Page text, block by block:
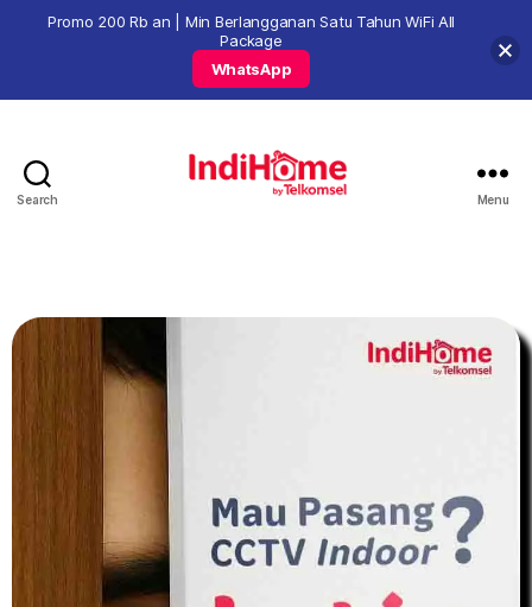
Search Menu
Promo 200 Rb an | Min Berlangganan Satu Tahun WiFi All
Package
WhatsApp